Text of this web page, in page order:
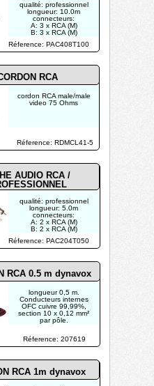
Réference: PAC408T100
qualité: professionnel
longueur: 10.0m
connecteurs:
A: 3 x RCA (M)
B: 3 x RCA (M)
Réference: PAC204T050
AUDIO RCA /
qualité: professionnel
longueur: 5.0m
connecteurs:
A: 2 x RCA (M)
B: 2 x RCA (M)
longueur 0,5 m.
Conducteurs internes
OFC cuivre 99,99%,
section 10 x 0,12 mm²
par pôle.
Réference: 207619
RCA 0.5 m dynavox
RCA 1m dynavox
RCA
cordon RCA male/male
video 75 Ohms
Réference: RDMCL41-5